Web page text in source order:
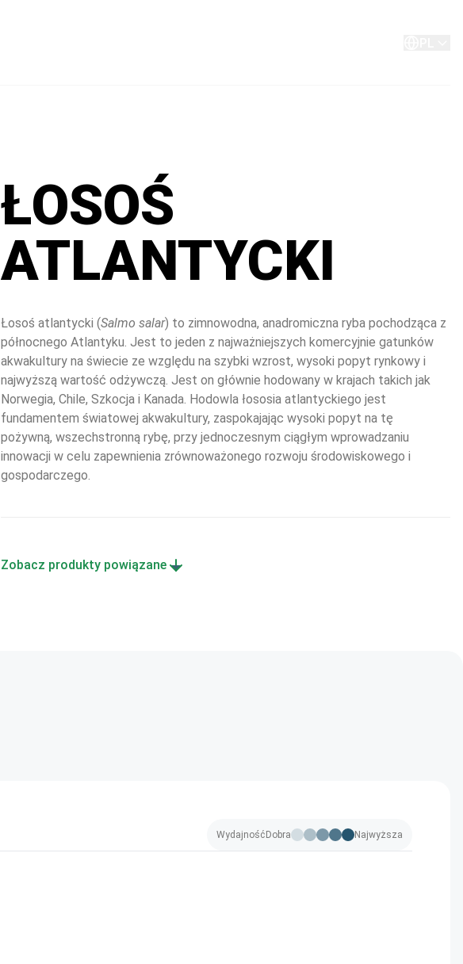
ŁOSOŚ
ATLANTYCKI
Łosoś atlantycki (Salmo salar) to zimnowodna, anadromiczna ryba pochodząca z
północnego Atlantyku. Jest to jeden z najważniejszych komercyjnie gatunków
akwakultury na świecie ze względu na szybki wzrost, wysoki popyt rynkowy i
najwyższą wartość odżywczą. Jest on głównie hodowany w krajach takich jak
Norwegia, Chile, Szkocja i Kanada. Hodowla łososia atlantyckiego jest
fundamentem światowej akwakultury, zaspokajając wysoki popyt na tę
pożywną, wszechstronną rybę, przy jednoczesnym ciągłym wprowadzaniu
innowacji w celu zapewnienia zrównoważonego rozwoju środowiskowego i
gospodarczego.
Zobacz produkty powiązane
Wydajność Dobra Najwyższa